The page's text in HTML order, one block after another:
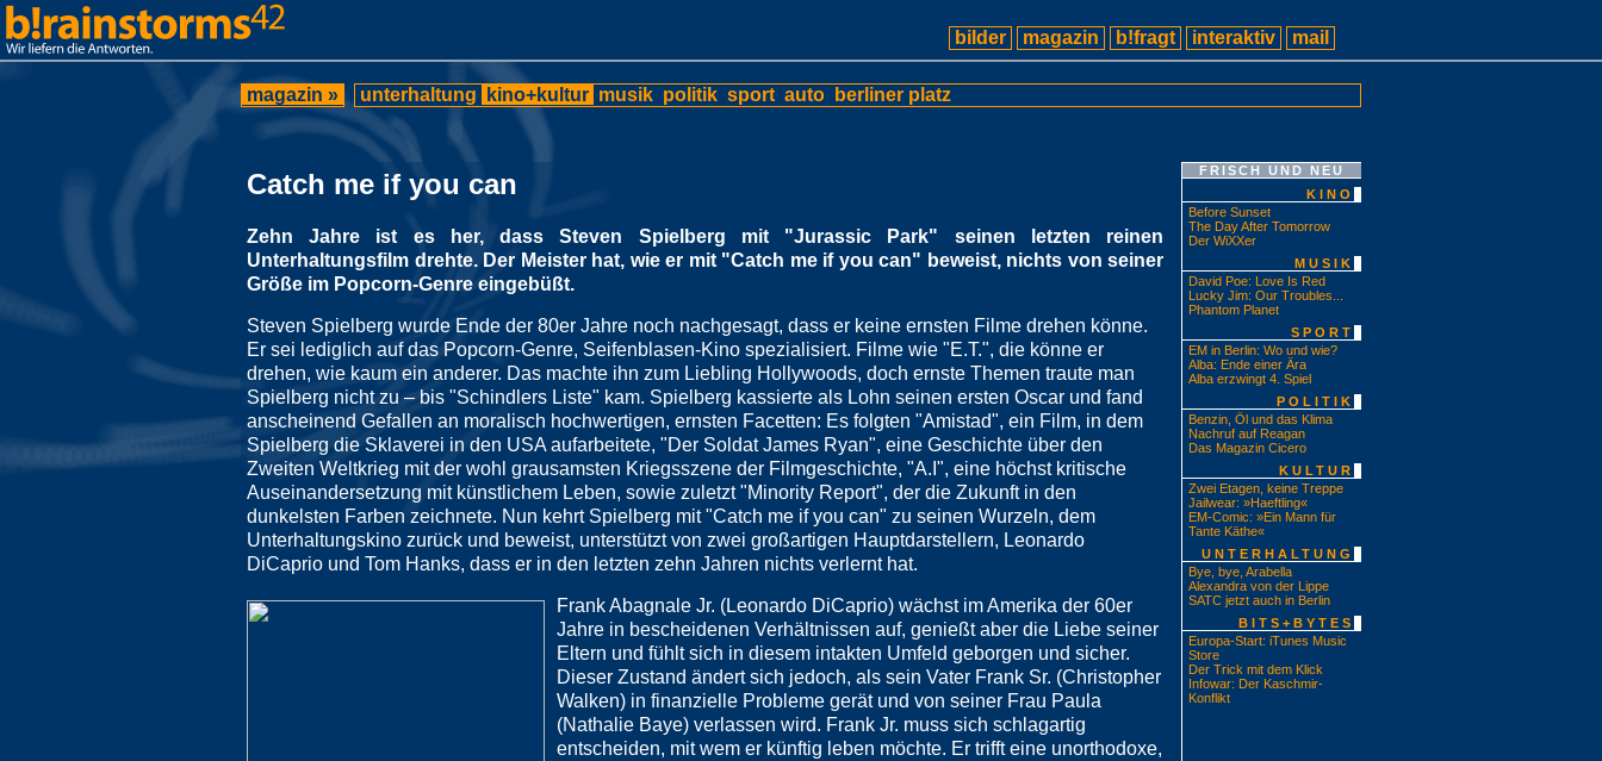
bilder magazin b!fragt interaktiv mail
magazin » unterhaltung kino+kultur musik politik sport auto berliner platz
Catch me if you can
Zehn Jahre ist es her, dass Steven Spielberg mit "Jurassic Park" seinen letzten reinen
Unterhaltungsfilm drehte. Der Meister hat, wie er mit "Catch me if you can" beweist, nichts von seiner
Größe im Popcorn-Genre eingebüßt.
Steven Spielberg wurde Ende der 80er Jahre noch nachgesagt, dass er keine ernsten Filme drehen könne.
Er sei lediglich auf das Popcorn-Genre, Seifenblasen-Kino spezialisiert. Filme wie "E.T.", die könne er
drehen, wie kaum ein anderer. Das machte ihn zum Liebling Hollywoods, doch ernste Themen traute man
Spielberg nicht zu – bis "Schindlers Liste" kam. Spielberg kassierte als Lohn seinen ersten Oscar und fand
anscheinend Gefallen an moralisch hochwertigen, ernsten Facetten: Es folgten "Amistad", ein Film, in dem
Spielberg die Sklaverei in den USA aufarbeitete, "Der Soldat James Ryan", eine Geschichte über den
Zweiten Weltkrieg mit der wohl grausamsten Kriegsszene der Filmgeschichte, "A.I", eine höchst kritische
Auseinandersetzung mit künstlichem Leben, sowie zuletzt "Minority Report", der die Zukunft in den
dunkelsten Farben zeichnete. Nun kehrt Spielberg mit "Catch me if you can" zu seinen Wurzeln, dem
Unterhaltungskino zurück und beweist, unterstützt von zwei großartigen Hauptdarstellern, Leonardo
DiCaprio und Tom Hanks, dass er in den letzten zehn Jahren nichts verlernt hat.
Frank Abagnale Jr. (Leonardo DiCaprio) wächst im Amerika der 60er
Jahre in bescheidenen Verhältnissen auf, genießt aber die Liebe seiner
Eltern und fühlt sich in diesem intakten Umfeld geborgen und sicher.
Dieser Zustand ändert sich jedoch, als sein Vater Frank Sr. (Christopher
Walken) in finanzielle Probleme gerät und von seiner Frau Paula
(Nathalie Baye) verlassen wird. Frank Jr. muss sich schlagartig
entscheiden, mit wem er künftig leben möchte. Er trifft eine unorthodoxe,
FRISCH UND NEU
KINO
Before Sunset
The Day After Tomorrow
Der WiXXer
MUSIK
David Poe: Love Is Red
Lucky Jim: Our Troubles...
Phantom Planet
SPORT
EM in Berlin: Wo und wie?
Alba: Ende einer Ära
Alba erzwingt 4. Spiel
POLITIK
Benzin, Öl und das Klima
Nachruf auf Reagan
Das Magazin Cicero
KULTUR
Zwei Etagen, keine Treppe
Jailwear: »Haeftling«
EM-Comic: »Ein Mann für
Tante Käthe«
UNTERHALTUNG
Bye, bye, Arabella
Alexandra von der Lippe
SATC jetzt auch in Berlin
BITS+BYTES
Europa-Start: iTunes Music
Store
Der Trick mit dem Klick
Infowar: Der Kaschmir-
Konflikt